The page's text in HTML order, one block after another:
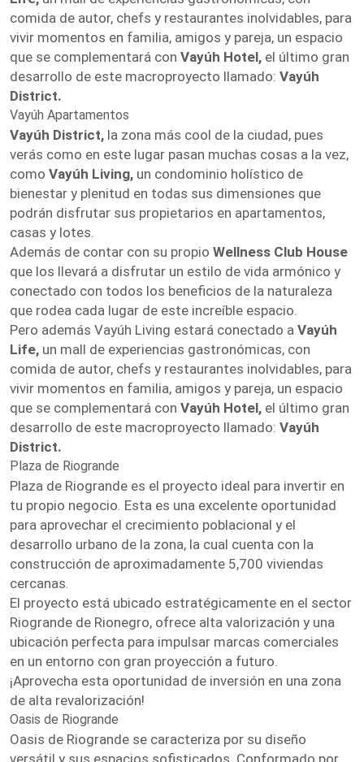
comida de autor, chefs y restaurantes inolvidables, para
vivir momentos en familia, amigos y pareja, un espacio
que se complementará con Vayúh Hotel, el último gran
desarrollo de este macroproyecto llamado: Vayúh
District.
Vayúh Apartamentos
Vayúh District, la zona más cool de la ciudad, pues
verás como en este lugar pasan muchas cosas a la vez,
como Vayúh Living, un condominio holístico de
bienestar y plenitud en todas sus dimensiones que
podrán disfrutar sus propietarios en apartamentos,
casas y lotes.
Además de contar con su propio Wellness Club House
que los llevará a disfrutar un estilo de vida armónico y
conectado con todos los beneficios de la naturaleza
que rodea cada lugar de este increíble espacio.
Pero además Vayúh Living estará conectado a Vayúh
Life, un mall de experiencias gastronómicas, con
comida de autor, chefs y restaurantes inolvidables, para
vivir momentos en familia, amigos y pareja, un espacio
que se complementará con Vayúh Hotel, el último gran
desarrollo de este macroproyecto llamado: Vayúh
District.
Plaza de Riogrande
Plaza de Riogrande es el proyecto ideal para invertir en
tu propio negocio. Esta es una excelente oportunidad
para aprovechar el crecimiento poblacional y el
desarrollo urbano de la zona, la cual cuenta con la
construcción de aproximadamente 5,700 viviendas
cercanas.
El proyecto está ubicado estratégicamente en el sector
Riogrande de Rionegro, ofrece alta valorización y una
ubicación perfecta para impulsar marcas comerciales
en un entorno con gran proyección a futuro.
¡Aprovecha esta oportunidad de inversión en una zona
de alta revalorización!
Oasis de Riogrande
Oasis de Riogrande se caracteriza por su diseño
versátil y sus espacios sofisticados. Conformado por